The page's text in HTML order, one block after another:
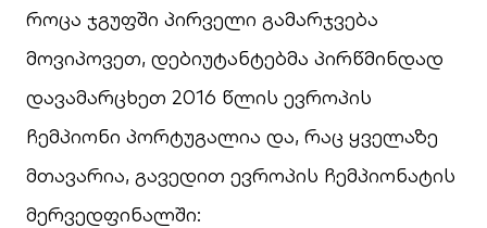
როცა ჯგუფში პირველი გამარჯვება
მოვიპოვეთ, დებიუტანტებმა პირწმინდად
დავამარცხეთ 2016 წლის ევროპის
ჩემპიონი პორტუგალია და, რაც ყველაზე
მთავარია, გავედით ევროპის ჩემპიონატის
მერვედფინალში: